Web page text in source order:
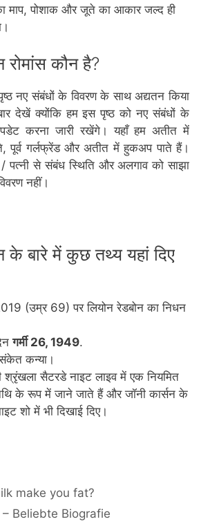
माप, पोशाक और जूते का आकार जल्द ही
रोमांस कौन है?
नए संबंधों के विवरण के साथ अद्यतन किया
देखें क्योंकि हम इस पृष्ठ को नए संबंधों के
करना जारी रखेंगे। यहाँ हम अतीत में
पूर्व गर्लफ्रेंड और अतीत में हुकअप पाते हैं।
/ पत्नी से संबंध स्थिति और अलगाव को साझा
नहीं।
के बारे में कुछ तथ्य यहां दिए
(उम्र 69) पर लियोन रेडबोन का निधन
गर्मी 26, 1949.
संकेत कन्या।
श्रृंखला सैटरडे नाइट लाइव में एक नियमित
के रूप में जाने जाते हैं और जॉनी कार्सन के
शो में भी दिखाई दिए।
make you fat?
Beliebte Biografie